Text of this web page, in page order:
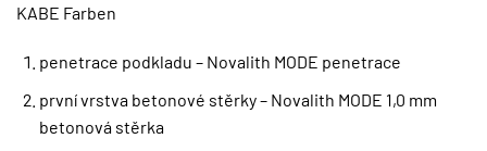
KABE Farben
penetrace podkladu – Novalith MODE penetrace
první vrstva betonové stěrky – Novalith MODE 1,0 mm
betonová stěrka